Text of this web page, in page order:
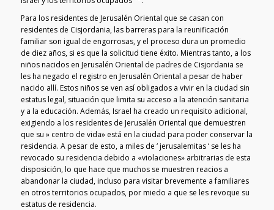
Para los residentes de Jerusalén Oriental que se casan con
residentes de Cisjordania, las barreras para la reunificación
familiar son igual de engorrosas, y el proceso dura un promedio
de diez años, si es que la solicitud tiene éxito. Mientras tanto, a los
niños nacidos en Jerusalén Oriental de padres de Cisjordania se
les ha negado el registro en Jerusalén Oriental a pesar de haber
nacido allí. Estos niños se ven así obligados a vivir en la ciudad sin
estatus legal, situación que limita su acceso a la atención sanitaria
y a la educación. Además, Israel ha creado un requisito adicional,
exigiendo a los residentes de Jerusalén Oriental que demuestren
que su » centro de vida» está en la ciudad para poder conservar la
residencia. A pesar de esto, a miles de ‘ jerusalemitas ‘ se les ha
revocado su residencia debido a «violaciones» arbitrarias de esta
disposición, lo que hace que muchos se muestren reacios a
abandonar la ciudad, incluso para visitar brevemente a familiares
en otros territorios ocupados, por miedo a que se les revoque su
estatus de residencia.